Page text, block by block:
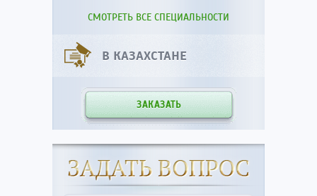
СМОТРЕТЬ ВСЕ СПЕЦИАЛЬНОСТИ
В КАЗАХСТАНЕ
ЗАКАЗАТЬ